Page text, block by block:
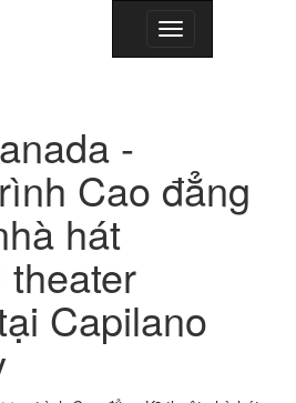
Toggle
navigation
-
Cao đẳng
hát
theater
Capilano